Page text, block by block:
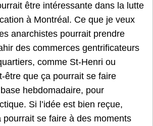
être intéressante dans la lutte
à Montréal. Ce que je veux
anarchistes pourrait prendre
des commerces gentrificateurs
comme St-Henri ou
être que ça pourrait se faire
hebdomadaire, pour
Si l’idée est bien reçue,
pourrait se faire à des moments